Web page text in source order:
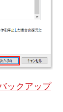
ックアップ